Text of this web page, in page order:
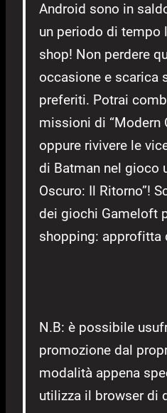
Android sono in
un periodo di
shop! Non perdere
occasione e scarica
preferiti. Potrai
missioni di “Modern
oppure rivivere le
di Batman nel gioco
Oscuro: Il Ritorno”!
dei giochi Gameloft
shopping: approfitta
N.B: è possibile
promozione dal
modalità appena
utilizza il browser di